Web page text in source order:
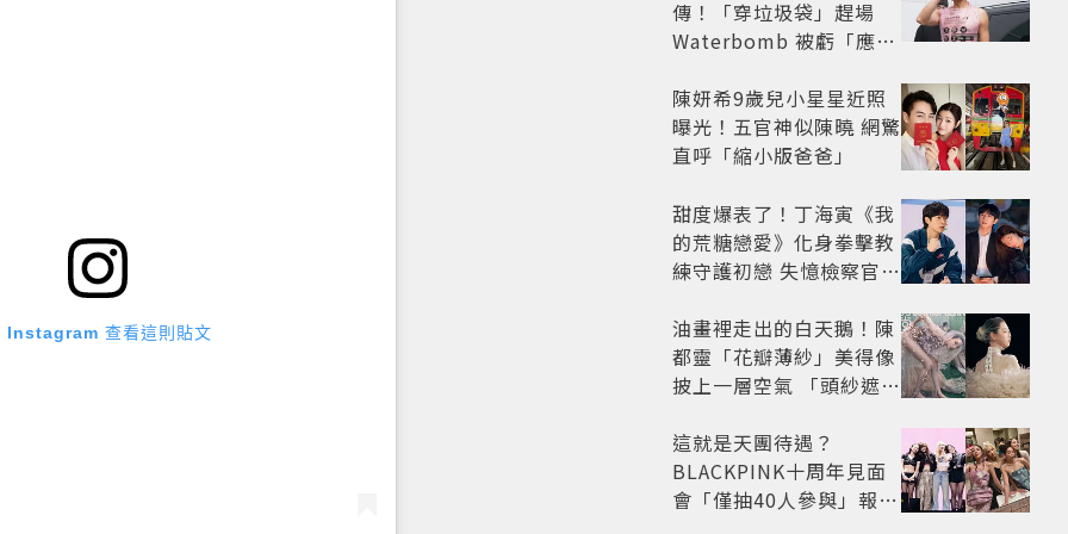
Instagram 查看這則貼文
傳！「穿垃圾袋」趕場
Waterbomb 被虧「應該
陳妍希9歲兒小星星近照
曝光！五官神似陳曉 網驚
直呼「縮小版爸爸」
甜度爆表了！丁海寅《我
的荒糖戀愛》化身拳擊教
練守護初戀 失憶檢察官×
劇
油畫裡走出的白天鵝！陳
都靈「花瓣薄紗」美得像
披上一層空氣 「頭紗遮
太仙
這就是天團待遇？
BLACKPINK十周年見面
會「僅抽40人參與」報名